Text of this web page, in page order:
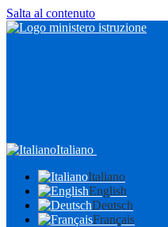
Salta al contenuto
Italiano
Italiano
English
Deutsch
Français